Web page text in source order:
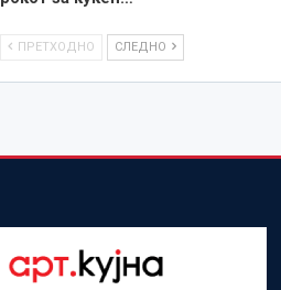
ПРЕТХОДНО СЛЕДНО